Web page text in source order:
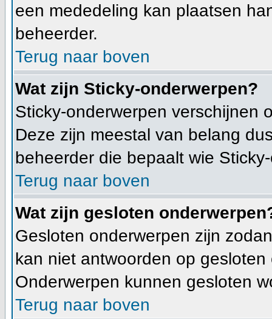
een mededeling kan plaatsen
beheerder.
Terug naar boven
Wat zijn Sticky-onderwerpen?
Sticky-onderwerpen verschijnen
Deze zijn meestal van belang
beheerder die bepaalt wie
Terug naar boven
Wat zijn gesloten
Gesloten onderwerpen zijn
kan niet antwoorden op
Onderwerpen kunnen gesloten
Terug naar boven